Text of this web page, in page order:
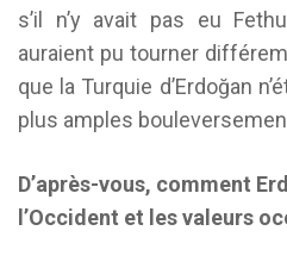
s’il n’y avait pas eu
auraient pu tourner
que la Turquie d’Erdoğan
plus amples
D’après-vous, comment
l’Occident et les valeurs